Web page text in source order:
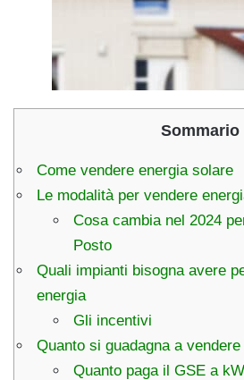
Sommario
Come vendere energia solare
Le modalità per vendere
Cosa cambia nel 2024
Posto
Quali impianti bisogna avere
energia
Gli incentivi
Quanto si guadagna a
Quanto paga il GSE a